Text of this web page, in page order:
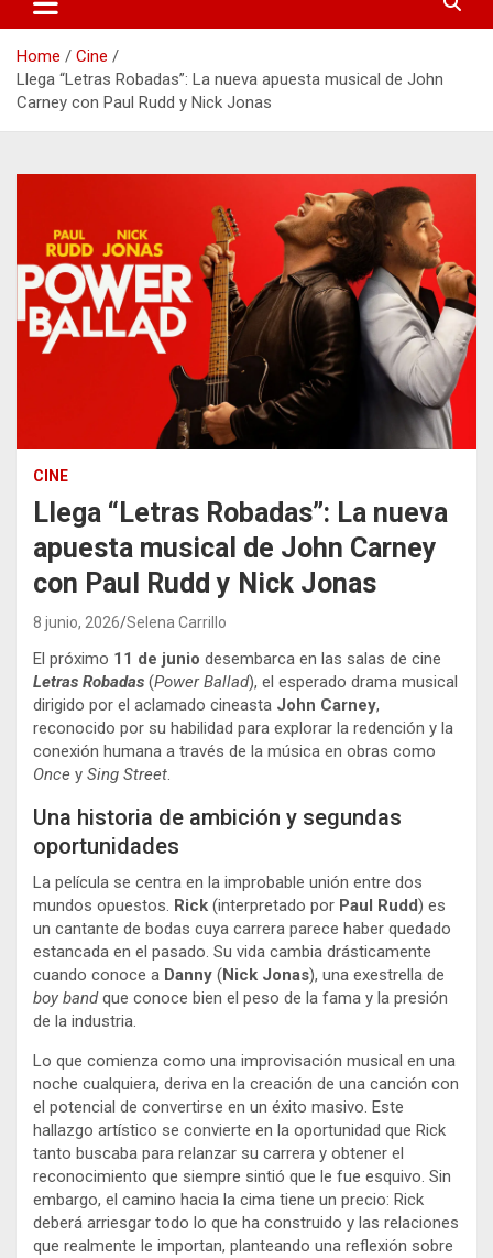
Home
Cine
Llega “Letras Robadas”: La nueva apuesta musical de John
Carney con Paul Rudd y Nick Jonas
CINE
Llega “Letras Robadas”: La nueva
apuesta musical de John Carney
con Paul Rudd y Nick Jonas
8 junio, 2026 Selena Carrillo
El próximo 11 de junio desembarca en las salas de cine
Letras Robadas (Power Ballad), el esperado drama musical
dirigido por el aclamado cineasta John Carney,
reconocido por su habilidad para explorar la redención y la
conexión humana a través de la música en obras como
Once y Sing Street.
Una historia de ambición y segundas
oportunidades
La película se centra en la improbable unión entre dos
mundos opuestos. Rick (interpretado por Paul Rudd) es
un cantante de bodas cuya carrera parece haber quedado
estancada en el pasado. Su vida cambia drásticamente
cuando conoce a Danny (Nick Jonas), una exestrella de
boy bandque conoce bien el peso de la fama y la presión
de la industria.
Lo que comienza como una improvisación musical en una
noche cualquiera, deriva en la creación de una canción con
el potencial de convertirse en un éxito masivo. Este
hallazgo artístico se convierte en la oportunidad que Rick
tanto buscaba para relanzar su carrera y obtener el
reconocimiento que siempre sintió que le fue esquivo. Sin
embargo, el camino hacia la cima tiene un precio: Rick
deberá arriesgar todo lo que ha construido y las relaciones
que realmente le importan, planteando una reflexión sobre